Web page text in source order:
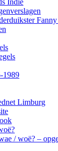
Indië
1989
Limburg
/ woë? –